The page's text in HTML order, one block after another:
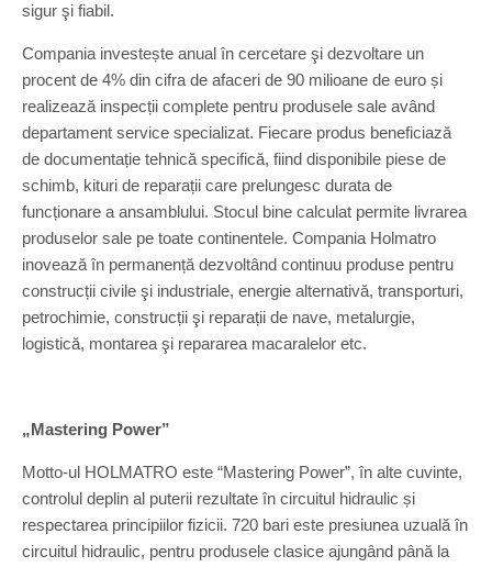
sigur şi fiabil.
Compania investește anual în cercetare şi dezvoltare un
procent de 4% din cifra de afaceri de 90 milioane de euro și
realizează inspecții complete pentru produsele sale având
departament service specializat. Fiecare produs beneficiază
de documentație tehnică specifică, fiind disponibile piese de
schimb, kituri de reparații care prelungesc durata de
funcționare a ansamblului. Stocul bine calculat permite livrarea
produselor sale pe toate continentele. Compania Holmatro
inovează în permanență dezvoltând continuu produse pentru
construcții civile şi industriale, energie alternativă, transporturi,
petrochimie, construcții şi reparații de nave, metalurgie,
logistică, montarea şi repararea macaralelor etc.
„Mastering Power”
Motto-ul HOLMATRO este “Mastering Power”, în alte cuvinte,
controlul deplin al puterii rezultate în circuitul hidraulic și
respectarea principiilor fizicii. 720 bari este presiunea uzuală în
circuitul hidraulic, pentru produsele clasice ajungând până la